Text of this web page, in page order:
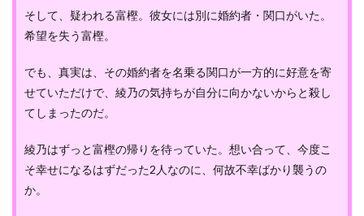
そして、疑われる富樫。彼女には別に婚約者・関口がいた。
希望を失う富樫。
でも、真実は、その婚約者を名乗る関口が一方的に好意を寄
せていただけで、綾乃の気持ちが自分に向かないからと殺し
てしまったのだ。
綾乃はずっと富樫の帰りを待っていた。想い合って、今度こ
そ幸せになるはずだった2人なのに、何故不幸ばかり襲うの
か。